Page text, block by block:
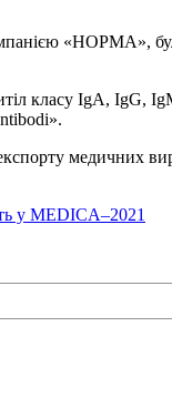
«НОРМА»,
класу IgA, IgG,
у MEDICA–2021